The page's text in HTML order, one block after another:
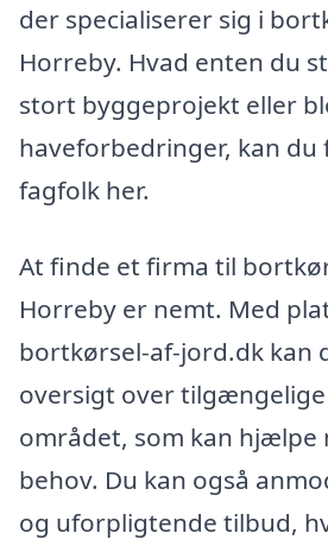
der specialiserer sig i
Horreby. Hvad enten du
stort byggeprojekt eller
haveforbedringer, kan
fagfolk her.
At finde et firma til
Horreby er nemt. Med
bortkørsel-af-jord.dk kan
oversigt over
området, som kan hjælpe
behov. Du kan også
og uforpligtende tilbud,